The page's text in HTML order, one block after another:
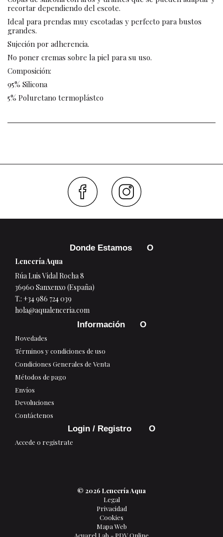
recortar dependiendo del escote.
Ideal para prendas muy escotadas y perfecto para bustos
grandes.
Sujeción por adherencia.
No poner cremas sobre la piel para su uso.
Composición:
95% Silicona
5% Poluretano termoplástco
Donde Estamos
Lencería Aqua
Rúa Luis Vidal Rocha 8
36960 Sanxenxo (España)
T.: +34 986 724 039
hola@aqualenceria.com
Información
Novedades
Términos y condiciones de uso
Condiciones Generales de Venta
Métodos de pago
Envíos
Devoluciones
Contáctenos
Login / Registro
Accede o registrate
© 2026 Lencería Aqua
Legal
Privacidad
Cookies
Mapa Web